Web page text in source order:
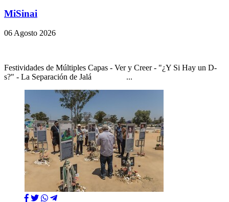
MiSinai
06 Agosto 2026
Festividades de Múltiples Capas - Ver y Creer - "¿Y Si Hay un D-
s?" - La Separación de Jalá ...